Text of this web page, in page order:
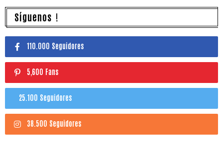
Síguenos !
110.000 Seguidores
5,600 Fans
25.100 Seguidores
38.500 Seguidores